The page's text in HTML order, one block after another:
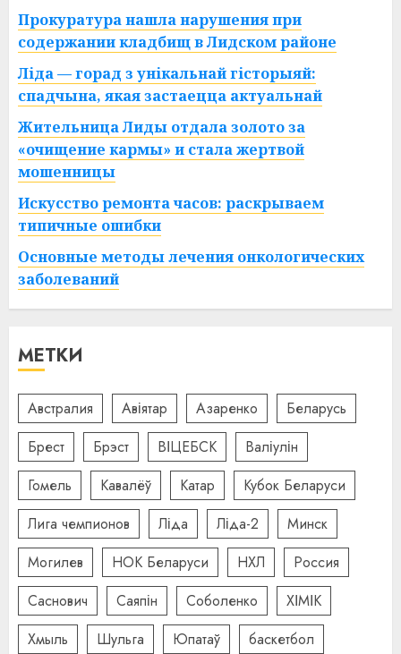
Прокуратура нашла нарушения при
содержании кладбищ в Лидском районе
Ліда — горад з унікальнай гісторыяй:
спадчына, якая застаецца актуальнай
Жительница Лиды отдала золото за
«очищение кармы» и стала жертвой
мошенницы
Искусство ремонта часов: раскрываем
типичные ошибки
Основные методы лечения онкологических
заболеваний
МЕТКИ
Австралия Авіятар Азаренко
Беларусь
Брест
Брэст ВІЦЕБСК
Валіулін
Гомель
Кавалёў Катар
Кубок Беларуси
Лига чемпионов
Ліда Ліда-2
Минск
Могилев
НОК Беларуси НХЛ
Россия
Саснович
Саяпін Соболенко
ХІМІК
Хмыль
Шульга Юпатаў
баскетбол